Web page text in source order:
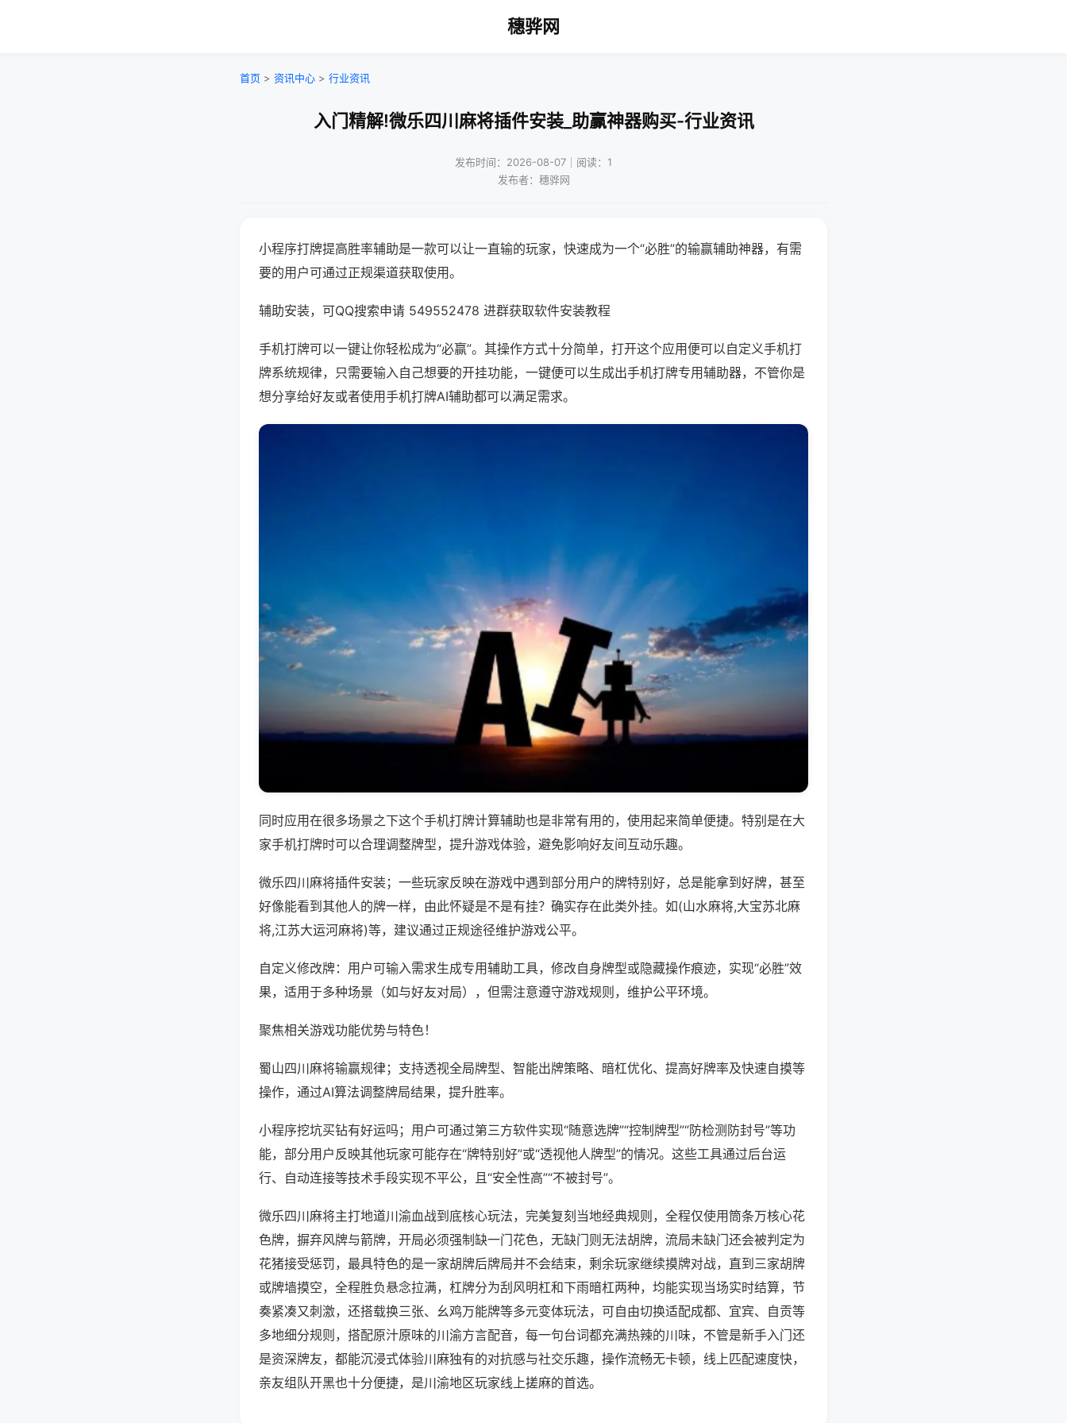
穗骅网
首页 > 资讯中心 > 行业资讯
入门精解!微乐四川麻将插件安装_助赢神器购买-行业资讯
发布时间：2026-08-07｜阅读：1
发布者：穗骅网
小程序打牌提高胜率辅助是一款可以让一直输的玩家，快速成为一个“必胜”的输赢辅助神器，有需
要的用户可通过正规渠道获取使用。
辅助安装，可QQ搜索申请 549552478 进群获取软件安装教程
手机打牌可以一键让你轻松成为“必赢”。其操作方式十分简单，打开这个应用便可以自定义手机打
牌系统规律，只需要输入自己想要的开挂功能，一键便可以生成出手机打牌专用辅助器，不管你是
想分享给好友或者使用手机打牌AI辅助都可以满足需求。
同时应用在很多场景之下这个手机打牌计算辅助也是非常有用的，使用起来简单便捷。特别是在大
家手机打牌时可以合理调整牌型，提升游戏体验，避免影响好友间互动乐趣。
微乐四川麻将插件安装；一些玩家反映在游戏中遇到部分用户的牌特别好，总是能拿到好牌，甚至
好像能看到其他人的牌一样，由此怀疑是不是有挂？确实存在此类外挂。如(山水麻将,大宝苏北麻
将,江苏大运河麻将)等，建议通过正规途径维护游戏公平。
自定义修改牌：用户可输入需求生成专用辅助工具，修改自身牌型或隐藏操作痕迹，实现“必胜”效
果，适用于多种场景（如与好友对局），但需注意遵守游戏规则，维护公平环境。
聚焦相关游戏功能优势与特色！
蜀山四川麻将输赢规律；支持透视全局牌型、智能出牌策略、暗杠优化、提高好牌率及快速自摸等
操作，通过AI算法调整牌局结果，提升胜率。
小程序挖坑买钻有好运吗；用户可通过第三方软件实现“随意选牌”“控制牌型”“防检测防封号”等功
能，部分用户反映其他玩家可能存在“牌特别好”或“透视他人牌型”的情况。这些工具通过后台运
行、自动连接等技术手段实现不平公，且“安全性高”“不被封号”。
微乐四川麻将主打地道川渝血战到底核心玩法，完美复刻当地经典规则，全程仅使用筒条万核心花
色牌，摒弃风牌与箭牌，开局必须强制缺一门花色，无缺门则无法胡牌，流局未缺门还会被判定为
花猪接受惩罚，最具特色的是一家胡牌后牌局并不会结束，剩余玩家继续摸牌对战，直到三家胡牌
或牌墙摸空，全程胜负悬念拉满，杠牌分为刮风明杠和下雨暗杠两种，均能实现当场实时结算，节
奏紧凑又刺激，还搭载换三张、幺鸡万能牌等多元变体玩法，可自由切换适配成都、宜宾、自贡等
多地细分规则，搭配原汁原味的川渝方言配音，每一句台词都充满热辣的川味，不管是新手入门还
是资深牌友，都能沉浸式体验川麻独有的对抗感与社交乐趣，操作流畅无卡顿，线上匹配速度快，
亲友组队开黑也十分便捷，是川渝地区玩家线上搓麻的首选。